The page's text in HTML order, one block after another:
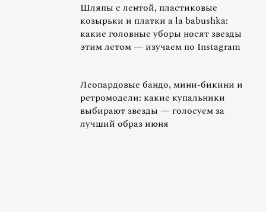
Шляпы с лентой, пластиковые
козырьки и платки a la babushka:
какие головные уборы носят звезды
этим летом — изучаем по Instagram
Леопардовые бандо, мини-бикини и
ретромодели: какие купальники
выбирают звезды — голосуем за
лучший образ июня